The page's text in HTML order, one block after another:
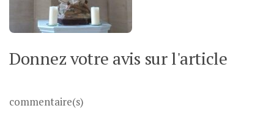
Donnez votre avis sur l'article
commentaire(s)